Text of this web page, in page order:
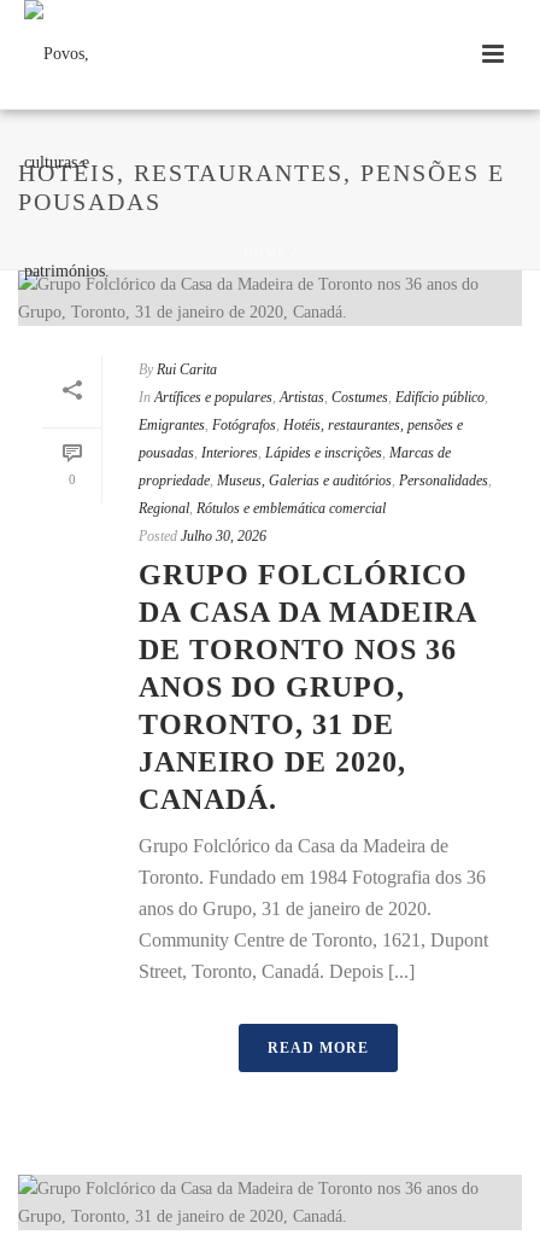
HOTÉIS, RESTAURANTES, PENSÕES E
POUSADAS
0
By Rui Carita
In Artífices e populares,Artistas, Costumes, Edifício público,
Emigrantes, Fotógrafos, Hotéis, restaurantes, pensões e
pousadas, Interiores, Lápides e inscrições, Marcas de
propriedade, Museus, Galerias e auditórios, Personalidades,
Regional, Rótulos e emblemática comercial
Posted Julho 30, 2026
GRUPO FOLCLÓRICO
DA CASA DA MADEIRA
DE TORONTO NOS 36
ANOS DO GRUPO,
TORONTO, 31 DE
JANEIRO DE 2020,
CANADÁ.
Grupo Folclórico da Casa da Madeira de
Toronto. Fundado em 1984 Fotografia dos 36
anos do Grupo, 31 de janeiro de 2020.
Community Centre de Toronto, 1621, Dupont
Street, Toronto, Canadá. Depois [...]
READ MORE